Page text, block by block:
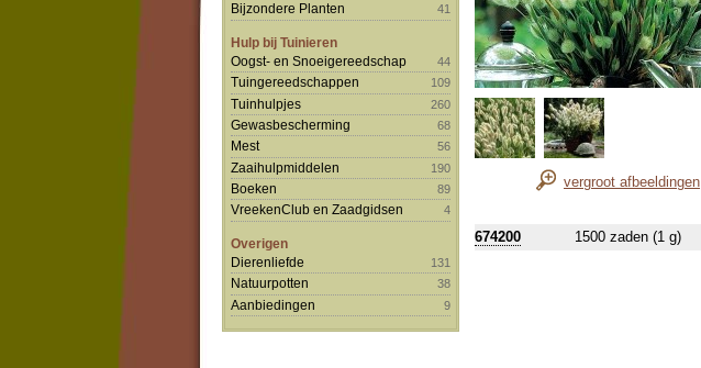
Bijzondere Planten 41
Hulp bij Tuinieren
Oogst- en Snoeigereedschap
44
Tuingereedschappen 109
Tuinhulpjes 260
Gewasbescherming 68
Mest 56
Zaaihulpmiddelen 190
Boeken 89
VreekenClub en Zaadgidsen 4
Overigen
Dierenliefde
131
Natuurpotten 38
Aanbiedingen 9
vergroot afbeeldingen
674200 1500 zaden (1 g)